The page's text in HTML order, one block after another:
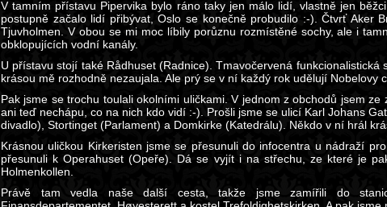
V tamním přístavu Pipervika bylo ráno taky jen málo lidí, vlastně jen
postupně začalo lidí přibývat, Oslo se konečně probudilo :-). Čtvrť Aker
Tjuvholmen. V obou se mi moc líbily porůznu rozmístěné sochy, ale i
obklopujících vodní kanály.
U přístavu stojí také Rådhuset (Radnice). Tmavočervená funkcionalistická
krásou mě rozhodně nezaujala. Ale prý se v ní každý rok udělují Nobelovy
Pak jsme se trochu toulali okolními uličkami. V jednom z obchodů jsem
ani teď nechápu, co na nich kdo vidí :-). Prošli jsme se ulicí Karl Johans
divadlo), Stortinget (Parlament) a Domkirke (Katedrálu). Někdo v ní hrál
Krásnou uličkou Kirkeristen jsme se přesunuli do infocentra u nádraží
přesunuli k Operahuset (Opeře). Dá se vyjít i na střechu, ze které je
Holmenkollen.
Právě tam vedla naše další cesta, takže jsme zamířili do